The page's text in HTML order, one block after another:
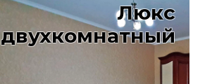
Люкс
двухкомнатный